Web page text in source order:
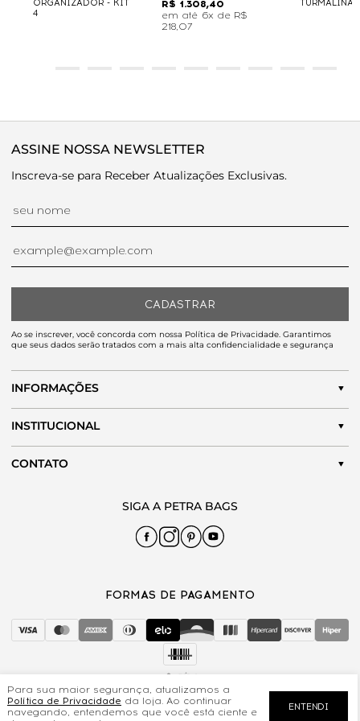
Para sua maior segurança, atualizamos a
Política de Privacidade da loja. Ao continuar
navegando, entendemos que você está ciente e
ENTENDI
ORGANIZADOR - KIT
4
R$ 1.308,40
6x de R$
218,07
TURMALINA
ASSINE NOSSA NEWSLETTER
Inscreva-se para Receber Atualizações Exclusivas.
CADASTRAR
Ao se inscrever, você concorda com nossa Política de Privacidade. Garantimos
que seus dados serão tratados com a mais alta confidencialidade e segurança
INFORMAÇÕES
INSTITUCIONAL
CONTATO